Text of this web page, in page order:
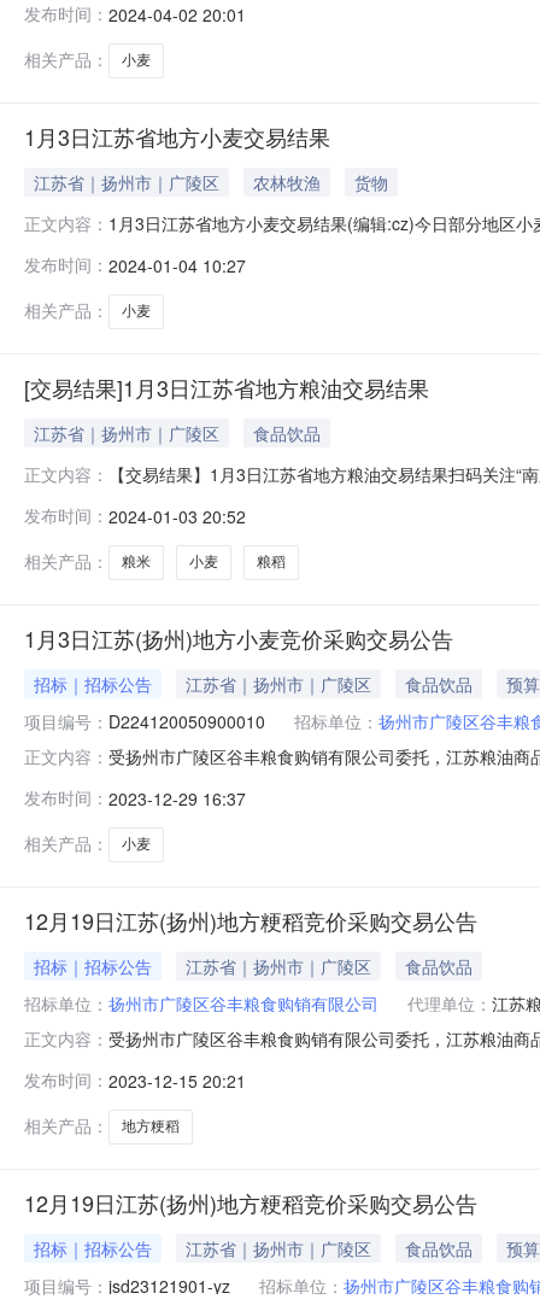
市场地*粮食交易专场”参与交易。二、品种、数量、质
的质量
发布时间： 2024-04-02 20:01
相关产品：
小麦
1月3日江苏省地方小麦交易结果
江苏省｜扬州市｜广陵区 农林牧渔
货物
正文内容： 1月3日江苏省地方小麦交易结果(编辑:cz)今日部分地区
今日部分地区小麦竞价采购情况今日部分地区小麦竞价
单位：吨，元/吨单位：吨，元
发布时间： 2024-01-04 10:27
相关产品：
小麦
[交易结果]1月3日江苏省地方粮油交易结果
江苏省｜扬州市｜广陵区
食品饮品
正文内容：
【交易结果】1月3日江苏省地方粮油交易结果扫码关注
定仓南鞭9108三等及以上2023240012960双向采购苏三
发布时间： 2024-01-03 20:52
相关产品：
粮米 小麦 粮稻
1月3日江苏(扬州)地方小麦竞价采购交易公告
招标｜招标公告 江苏省｜扬州市｜广陵区 食品饮品
预
项目编号： D224120050900010 招标单位： 扬州市广陵区谷丰粮
正文内容： 受扬州市广陵区谷丰粮食购销有限公司委托，江苏粮油
易中心官网（www.grainmarket.com.cn）登录“国家粮
发布时间： 2023-12-29 16:37
相关产品：
小麦
12月19日江苏(扬州)地方粳稻竞价采购交易公告
招标｜招标公告 江苏省｜扬州市｜广陵区
食品饮品
招标单位： 扬州市广陵区谷丰粮食购销有限公司 代理单位： 江苏
正文内容： 受扬州市广陵区谷丰粮食购销有限公司委托，江苏粮油
家粮食交易中心官网（www.grainmarket.com.cn）登录
发布时间： 2023-12-15 20:21
相关产品：
地方粳稻
12月19日江苏(扬州)地方粳稻竞价采购交易公告
招标｜招标公告 江苏省｜扬州市｜广陵区 食品饮品
预
项目编号： jsd23121901-yz 招标单位： 扬州市广陵区谷丰粮食购